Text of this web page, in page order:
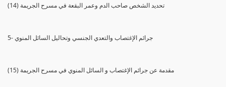
(14) تحديد الشخص صاحب الدم وعمر البقعة في مسرح الجريمة
5- جرائم الإغتصاب والتعدي الجنسي وتحاليل السائل المنوي
(15) مقدمة عن جرائم الإغتصاب و السائل المنوي في مسرح الجريمة